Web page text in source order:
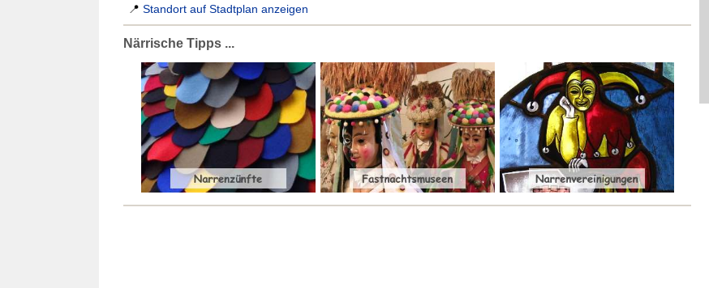
📍 Standort auf Stadtplan anzeigen
Närrische Tipps ...